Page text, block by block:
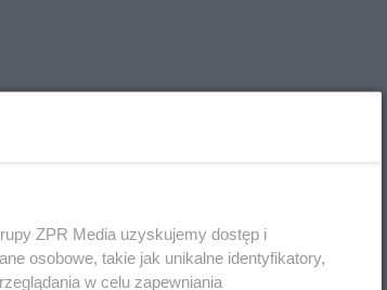
ZPR Media uzyskujemy dostęp i
osobowe, takie jak unikalne identyfikatory,
w celu zapewniania